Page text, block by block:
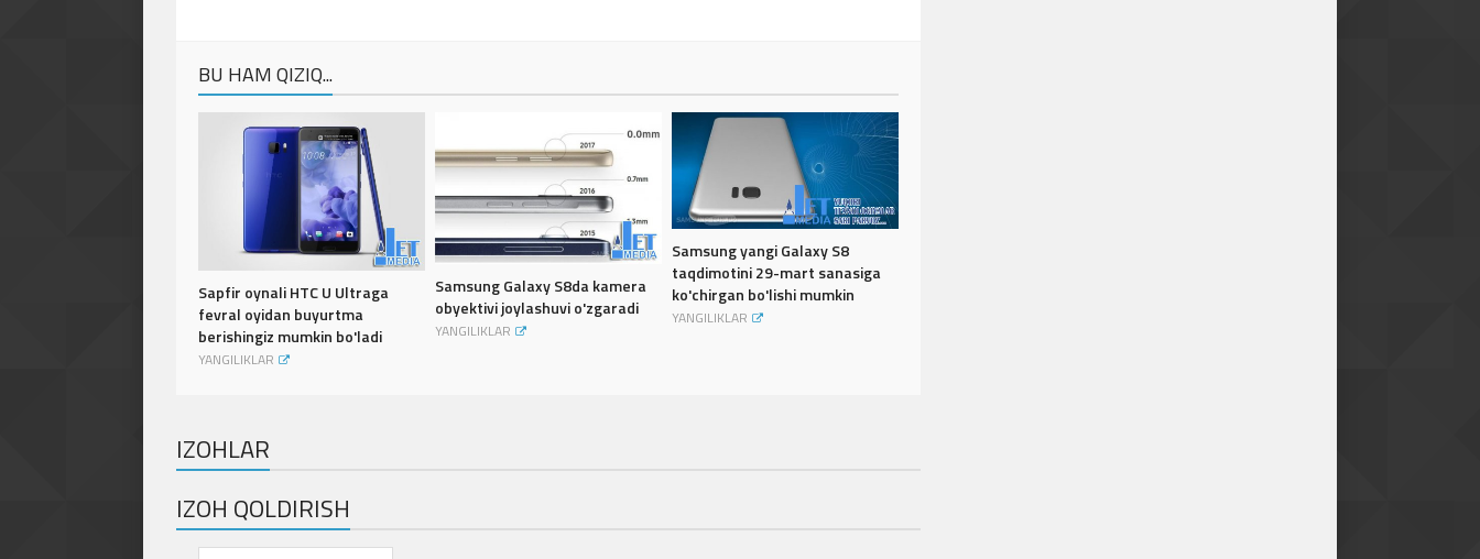
BU HAM QIZIQ...
Sapfir oynali HTC U Ultraga
fevral oyidan buyurtma
berishingiz mumkin bo'ladi
YANGILIKLAR
Samsung Galaxy S8da kamera
obyektivi joylashuvi o'zgaradi
YANGILIKLAR
Samsung yangi Galaxy S8
taqdimotini 29-mart sanasiga
ko'chirgan bo'lishi mumkin
YANGILIKLAR
IZOHLAR
IZOH QOLDIRISH